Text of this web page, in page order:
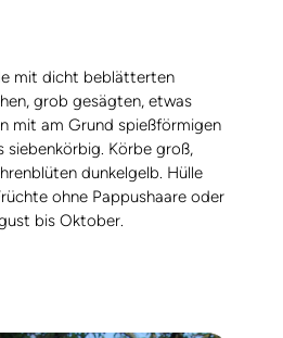
mit dicht beblätterten
grob gesägten, etwas
mit am Grund spießförmigen
siebenkörbig. Körbe groß,
dunkelgelb. Hülle
ohne Pappushaare oder
bis Oktober.